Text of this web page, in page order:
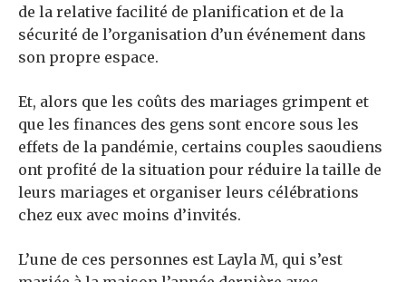
de la relative facilité de planification et de la
sécurité de l’organisation d’un événement dans
son propre espace.
Et, alors que les coûts des mariages grimpent et
que les finances des gens sont encore sous les
effets de la pandémie, certains couples saoudiens
ont profité de la situation pour réduire la taille de
leurs mariages et organiser leurs célébrations
chez eux avec moins d’invités.
L’une de ces personnes est Layla M, qui s’est